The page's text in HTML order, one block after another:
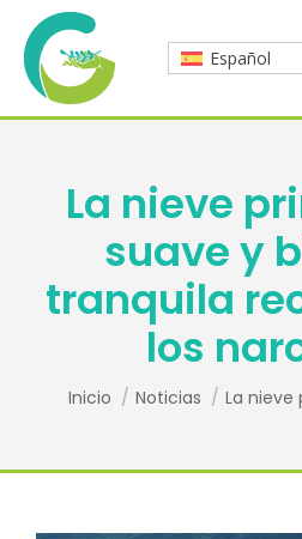
Español
La nieve
suave y
tranquila
los
Estás aquí:
Inicio Noticias La nieve